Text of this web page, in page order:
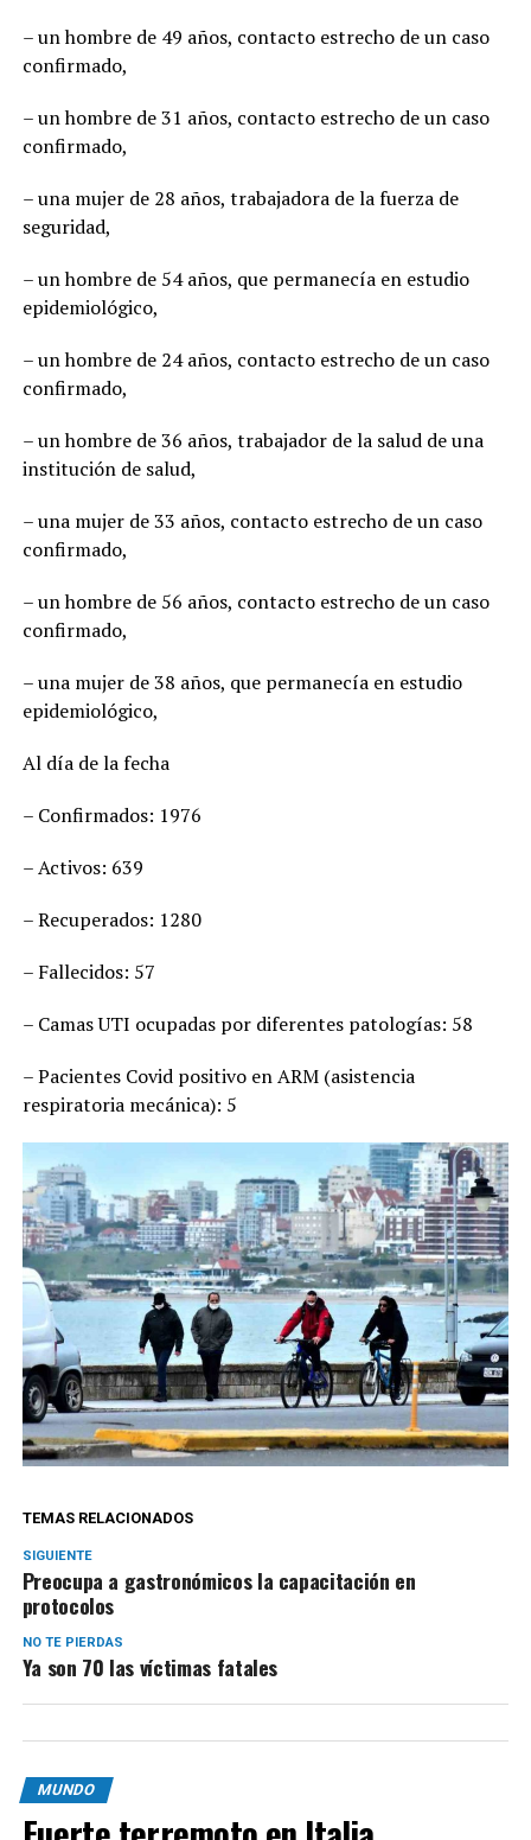
– un hombre de 49 años, contacto estrecho de un caso
confirmado,
– un hombre de 31 años, contacto estrecho de un caso
confirmado,
– una mujer de 28 años, trabajadora de la fuerza de
seguridad,
– un hombre de 54 años, que permanecía en estudio
epidemiológico,
– un hombre de 24 años, contacto estrecho de un caso
confirmado,
– un hombre de 36 años, trabajador de la salud de una
institución de salud,
– una mujer de 33 años, contacto estrecho de un caso
confirmado,
– un hombre de 56 años, contacto estrecho de un caso
confirmado,
– una mujer de 38 años, que permanecía en estudio
epidemiológico,
Al día de la fecha
– Confirmados: 1976
– Activos: 639
– Recuperados: 1280
– Fallecidos: 57
– Camas UTI ocupadas por diferentes patologías: 58
– Pacientes Covid positivo en ARM (asistencia
respiratoria mecánica): 5
TEMAS RELACIONADOS
SIGUIENTE
Preocupa a gastronómicos la capacitación en
protocolos
NO TE PIERDAS
Ya son 70 las víctimas fatales
MUNDO